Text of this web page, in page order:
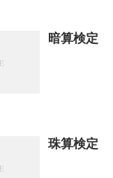
暗算検定
珠算検定